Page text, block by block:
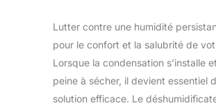
Lutter contre une humidité
pour le confort et la salubrité de
Lorsque la condensation s’installe
peine à sécher, il devient essentiel
solution efficace. Le